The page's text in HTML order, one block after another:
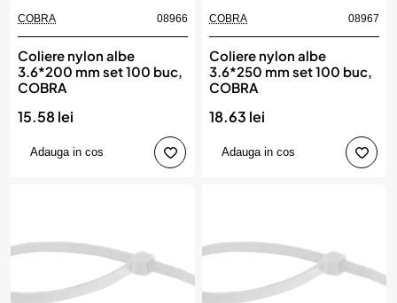
COBRA 08966
Coliere nylon albe
3.6*200 mm set 100 buc,
COBRA
15.58 lei
Adauga in cos
COBRA 08967
Coliere nylon albe
3.6*250 mm set 100 buc,
COBRA
18.63 lei
Adauga in cos